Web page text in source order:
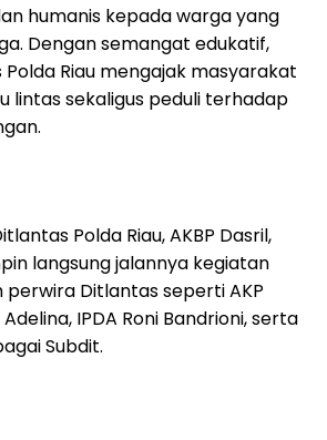
humanis kepada warga yang
Dengan semangat edukatif,
Riau mengajak masyarakat
lintas sekaligus peduli terhadap
Polda Riau, AKBP Dasril,
langsung jalannya kegiatan
Ditlantas seperti AKP
Adelina, IPDA Roni Bandrioni, serta
Subdit.